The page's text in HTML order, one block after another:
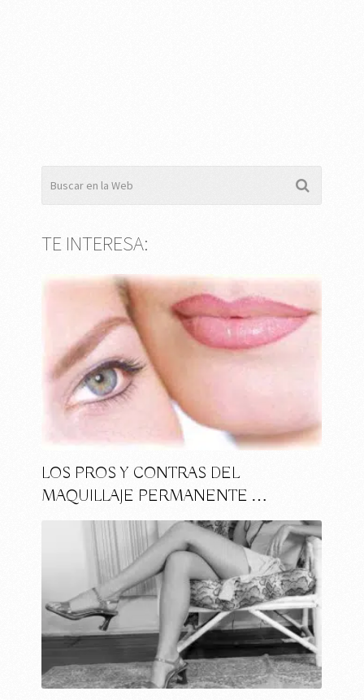
TE INTERESA:
LOS PROS Y CONTRAS DEL
MAQUILLAJE PERMANENTE …